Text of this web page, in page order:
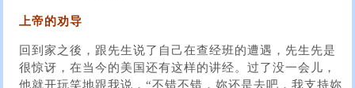
上帝的劝导
回到家之後，跟先生说了自己在查经班的遭遇，先生先是
很惊讶，在当今的美国还有这样的讲经。过了没一会儿，
他就开玩笑地跟我说，“不错不错，妳还是去吧，我支持妳